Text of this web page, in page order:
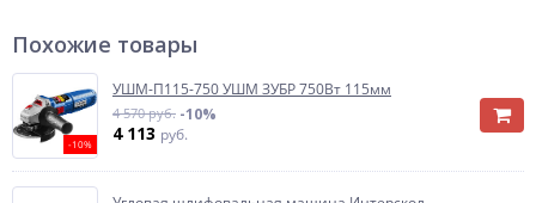
Похожие товары
-10%
УШМ-П115-750 УШМ ЗУБР 750Вт 115мм
4 570 руб. -10%
4 113 руб.